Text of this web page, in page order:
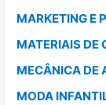
MARKETING E
MATERIAIS DE
MECÂNICA DE
MODA